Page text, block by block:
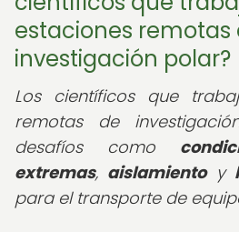
estaciones remotas
investigación polar?
Los científicos que
remotas de
desafíos como
extremas, aislamientoy
para el transporte de